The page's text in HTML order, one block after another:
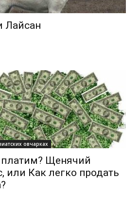
Лайсaн
овчарках
платим? Щенячий
или Как легко продать